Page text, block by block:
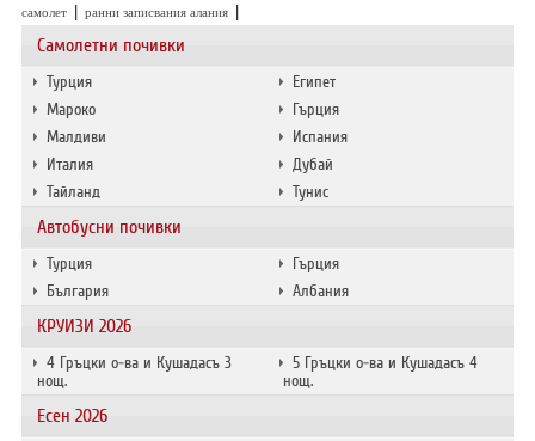
Самолетни почивки
Турция
Египет
Мароко
Гърция
Малдиви
Испания
Италия
Дубай
Тайланд
Тунис
Автобусни почивки
Турция
Гърция
България
Албания
КРУИЗИ 2026
4 Гръцки о-ва и Кушадасъ 3
нощ.
5 Гръцки о-ва и Кушадасъ 4
нощ.
Есен 2026
самолет | ранни записвания алания |